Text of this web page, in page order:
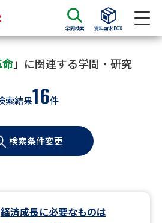
学問検索 資料請求BOX
求 資料検索
ら請求
学部・学科パンフ
」に関連する学問・研究
索結果16件
検索条件変更
経済成長に必要なものは